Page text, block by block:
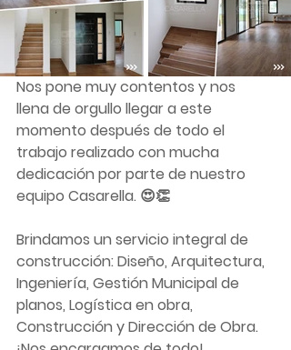
Nos pone muy contentos y nos
llena de orgullo llegar a este
momento después de todo el
trabajo realizado con mucha
dedicación por parte de nuestro
equipo Casarella. 😍👏
Brindamos un servicio integral de
construcción: Diseño, Arquitectura,
Ingeniería, Gestión Municipal de
planos, Logística en obra,
Construcción y Dirección de Obra.